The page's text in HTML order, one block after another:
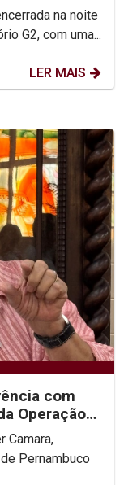
na noite
G2, com uma...
LER MAIS
com
Operação
Camara,
Pernambuco